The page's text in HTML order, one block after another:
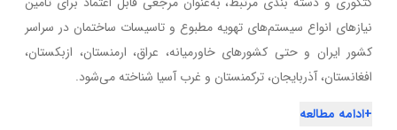
نیازهای انواع سیستم‌های تهویه مطبوع و تاسیسات ساختمان در سراسر
کشور ایران و حتی کشورهای خاورمیانه، عراق، ارمنستان، ازبکستان،
افغانستان، آذربایجان، ترکمنستان و غرب آسیا شناخته می‌شود.
+ادامه مطالعه